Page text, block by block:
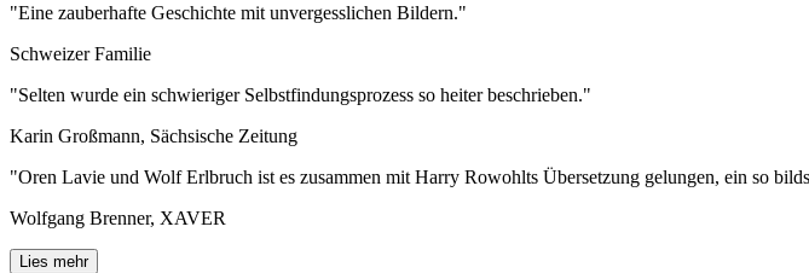
"Eine zauberhafte Geschichte mit unvergesslichen Bildern."
Schweizer Familie
"Selten wurde ein schwieriger Selbstfindungsprozess so heiter beschrieben."
Karin Großmann, Sächsische Zeitung
"Oren Lavie und Wolf Erlbruch ist es zusammen mit Harry Rowohlts Übersetzung gelungen, ein so
Wolfgang Brenner, XAVER
Lies mehr